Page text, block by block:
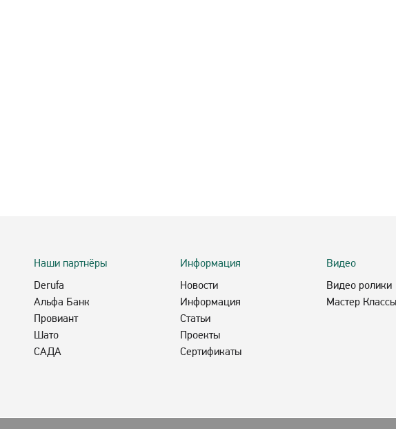
Наши партнёры
Derufa
Альфа Банк
Провиант
Шато
САДА
Информация
Новости
Информация
Статьи
Проекты
Сертификаты
Видео
Видео ролики
Мастер Классы